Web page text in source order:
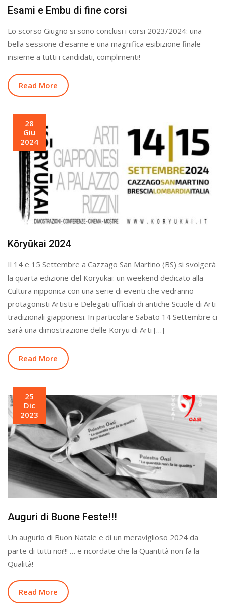
Esami e Embu di fine corsi
Lo scorso Giugno si sono conclusi i corsi 2023/2024: una
bella sessione d’esame e una magnifica esibizione finale
insieme a tutti i candidati, complimenti!
Read More
28
Giu
2024
Kōryūkai 2024
Il 14 e 15 Settembre a Cazzago San Martino (BS) si svolgerà
la quarta edizione del Kōryūkai: un weekend dedicato alla
Cultura nipponica con una serie di eventi che vedranno
protagonisti Artisti e Delegati ufficiali di antiche Scuole di Arti
tradizionali giapponesi. In particolare Sabato 14 Settembre ci
sarà una dimostrazione delle Koryu di Arti […]
Read More
25
Dic
2023
Auguri di Buone Feste!!!
Un augurio di Buon Natale e di un meraviglioso 2024 da
parte di tutti noi!!! … e ricordate che la Quantità non fa la
Qualità!
Read More